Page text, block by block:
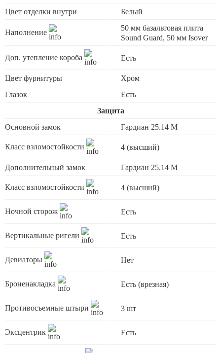
Цвет отделки внутри Белый
Наполнение
50 мм базальтовая плита
Sound Guard, 50 мм Isover
Доп. утепление короба Есть
Цвет фурнитуры
Хром
Глазок
Есть
Защита
Основной замок
Гардиан 25.14 М
Класс взломостойкости 4 (высший)
Дополнительный замок Гардиан 25.14 М
Класс взломостойкости 4 (высший)
Ночной сторож Есть
Вертикальные ригели Есть
Девиаторы Нет
Броненакладка Есть (врезная)
Противосъемные штыри 3 шт
Эксцентрик Есть